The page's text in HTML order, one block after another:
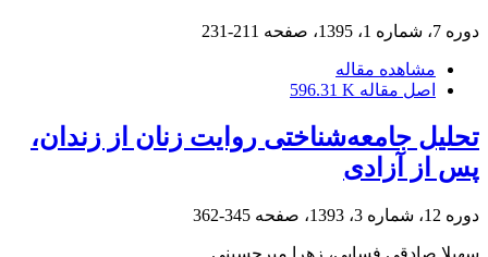
دوره 7، شماره 1، 1395، صفحه 211-231
مشاهده مقاله
اصل مقاله 596.31 K
تحلیل جامعه‌شناختی روایت زنان از زندان،
پس از آزادی
دوره 12، شماره 3، 1393، صفحه 345-362
سهیلا صادقی فسایی، زهرا میرحسینی